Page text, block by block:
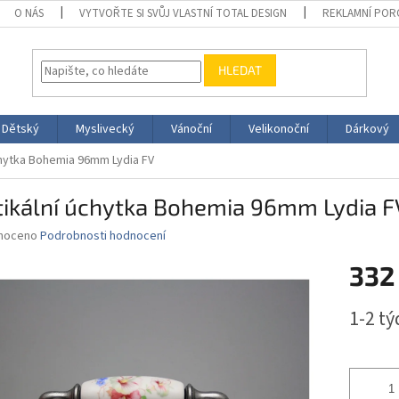
O NÁS VYTVOŘTE SI SVŮJ VLASTNÍ TOTAL DESIGN REKLAMNÍ
HLEDAT
Dětský Myslivecký Vánoční Velikonoční Dárkový
Bohemia 96mm Lydia FV
úchytka Bohemia 96mm Lydia
Podrobnosti hodnocení
332
cena:
1-2